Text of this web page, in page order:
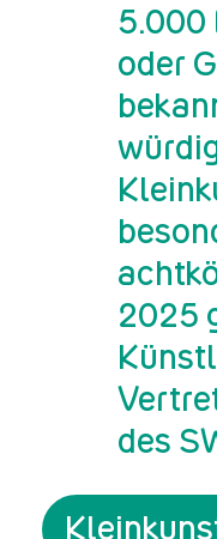
5.000
oder
2025
des